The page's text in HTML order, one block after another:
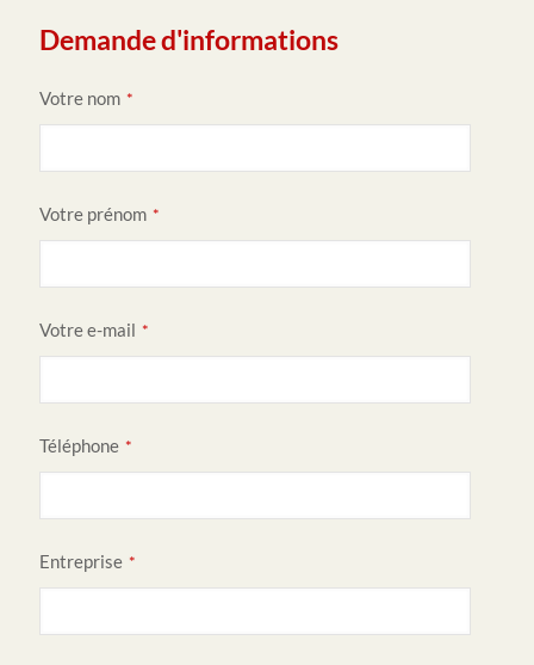
Demande d'informations
C
o
a
n
a
Votre nom *
Votre prénom *
Votre e-mail *
Téléphone *
Entreprise *